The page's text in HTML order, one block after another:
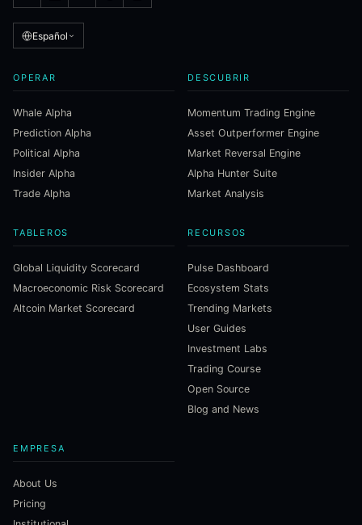
Español
OPERAR
Whale Alpha
Prediction Alpha
Political Alpha
Insider Alpha
Trade Alpha
DESCUBRIR
Momentum Trading Engine
Asset Outperformer Engine
Market Reversal Engine
Alpha Hunter Suite
Market Analysis
TABLEROS
Global Liquidity Scorecard
Macroeconomic Risk Scorecard
Altcoin Market Scorecard
RECURSOS
Pulse Dashboard
Ecosystem Stats
Trending Markets
User Guides
Investment Labs
Trading Course
Open Source
Blog and News
EMPRESA
About Us
Pricing